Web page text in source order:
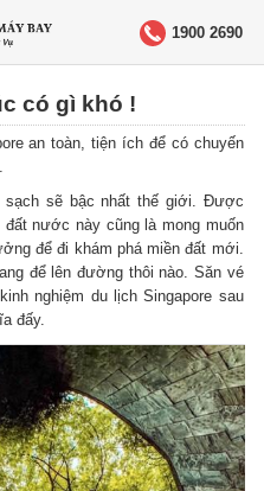
1900 2690
có gì khó !
an toàn, tiện ích để có chuyến
sạch sẽ bậc nhất thế giới. Được
nước này cũng là mong muốn
để đi khám phá miền đất mới.
để lên đường thôi nào. Săn vé
nghiệm du lịch Singapore sau
đấy.